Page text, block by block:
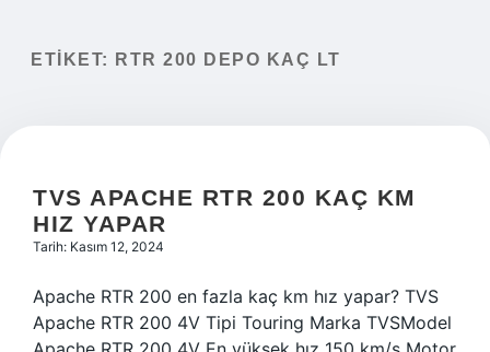
Yasal Uyarı
ETIKET: RTR 200 DEPO KAÇ LT
TVS APACHE RTR 200 KAÇ KM
HIZ YAPAR
Tarih: Kasım 12, 2024
Apache RTR 200 en fazla kaç km hız yapar? TVS
Apache RTR 200 4V Tipi Touring Marka TVSModel